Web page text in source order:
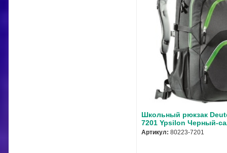
Школьный рюкзак
7201 Ypsilon Черный-
Артикул: 80223-7201